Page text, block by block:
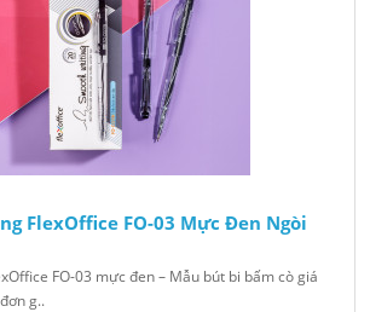
FlexOffice FO-03 Mực Đen Ngòi
FO-03 mực đen – Mẫu bút bi bấm cò giá
g..